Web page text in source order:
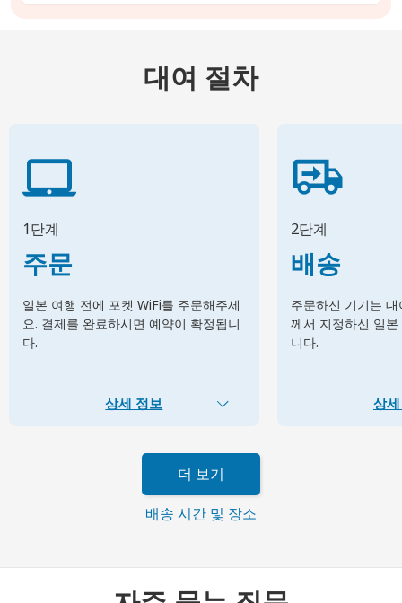
대여 절차
1단계
주문
일본 여행 전에 포켓 WiFi를 주문해주세
요. 결제를 완료하시면 예약이 확정됩니
다.
상세 정보
2단계
배송
주문하신 기기는
께서 지정하신 일
니다.
상
더 보기
배송 시간 및 장소